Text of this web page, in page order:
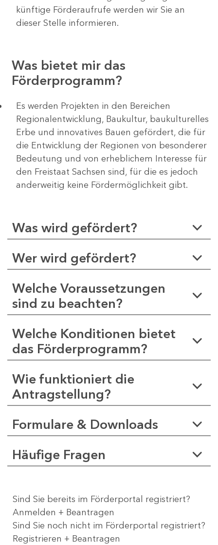
künftige Förderaufrufe werden wir Sie an
dieser Stelle informieren.
Was bietet mir das
Förderprogramm?
Es werden Projekten in den Bereichen
Regionalentwicklung, Baukultur, baukulturelles
Erbe und innovatives Bauen gefördert, die für
die Entwicklung der Regionen von besonderer
Bedeutung und von erheblichem Interesse für
den Freistaat Sachsen sind, für die es jedoch
anderweitig keine Fördermöglichkeit gibt.
Was wird gefördert?
Wer wird gefördert?
Welche Voraussetzungen
sind zu beachten?
Welche Konditionen bietet
das Förderprogramm?
Wie funktioniert die
Antragstellung?
Formulare & Downloads
Häufige Fragen
Sind Sie bereits im Förderportal registriert?
Anmelden + Beantragen
Sind Sie noch nicht im Förderportal registriert?
Registrieren + Beantragen